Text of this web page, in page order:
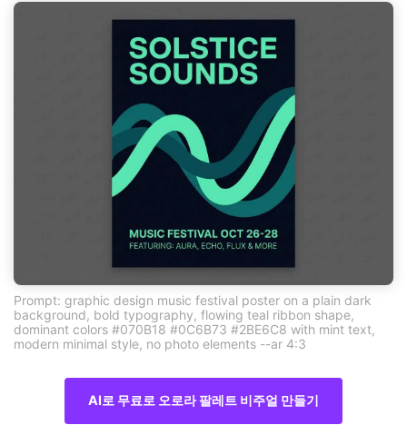
Prompt: graphic design music festival poster on a plain dark
background, bold typography, flowing teal ribbon shape,
dominant colors #070B18 #0C6B73 #2BE6C8 with mint text,
modern minimal style, no photo elements --ar 4:3
AI로 무료로 오로라 팔레트 비주얼 만들기